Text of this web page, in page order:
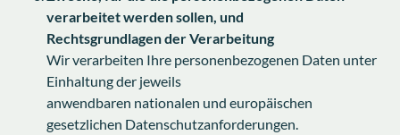
verarbeitet werden sollen, und
Rechtsgrundlagen der Verarbeitung
Wir verarbeiten Ihre personenbezogenen Daten unter
Einhaltung der jeweils
anwendbaren nationalen und europäischen
gesetzlichen Datenschutzanforderungen.